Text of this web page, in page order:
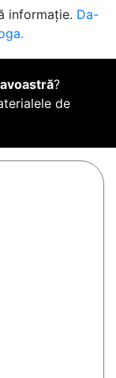
informație. Da-
?
de